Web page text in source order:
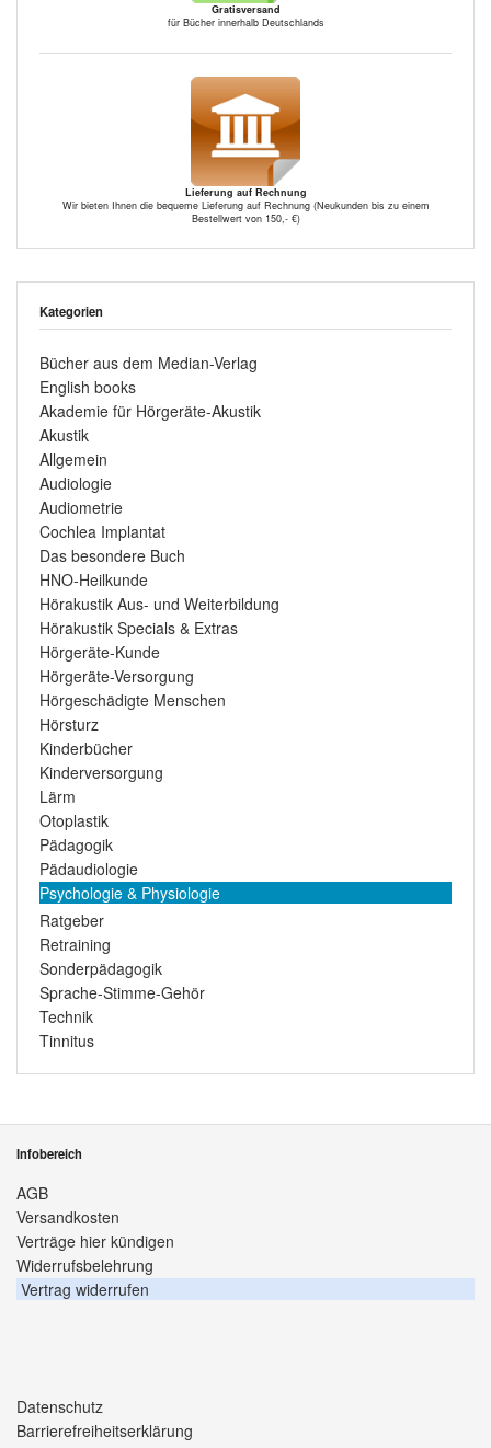
Gratisversand
für Bücher innerhalb Deutschlands
Lieferung auf Rechnung
Wir bieten Ihnen die bequeme Lieferung auf Rechnung (Neukunden bis zu einem
Bestellwert von 150,- €)
Kategorien
Bücher aus dem Median-Verlag
English books
Akademie für Hörgeräte-Akustik
Akustik
Allgemein
Audiologie
Audiometrie
Cochlea Implantat
Das besondere Buch
HNO-Heilkunde
Hörakustik Aus- und Weiterbildung
Hörakustik Specials & Extras
Hörgeräte-Kunde
Hörgeräte-Versorgung
Hörgeschädigte Menschen
Hörsturz
Kinderbücher
Kinderversorgung
Lärm
Otoplastik
Pädagogik
Pädaudiologie
Psychologie & Physiologie
Ratgeber
Retraining
Sonderpädagogik
Sprache-Stimme-Gehör
Technik
Tinnitus
Infobereich
AGB
Versandkosten
Verträge hier kündigen
Widerrufsbelehrung
Vertrag widerrufen
Datenschutz
Barrierefreiheitserklärung